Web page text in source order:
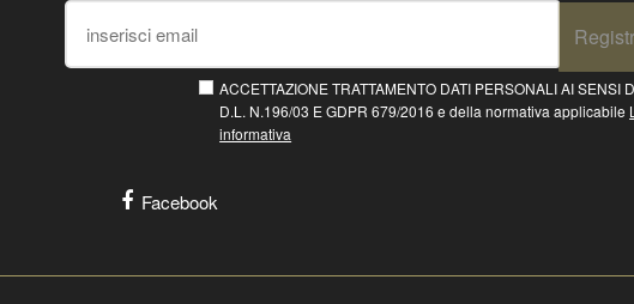
ACCETTAZIONE TRATTAMENTO DATI PERSONALI AI SENSI
D.L. N.196/03 E GDPR 679/2016 e della normativa applicabile
informativa
Facebook